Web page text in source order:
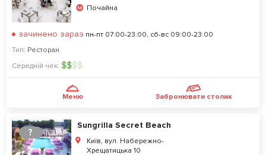
Почайна
зачинено зараз пн-пт 07:00-23:00, сб-вс 09:00-23:00
Тип: Ресторан
Середній чек: $$$$
Меню Забронювати столик
?
Sungrilla Secret Beach
Київ, вул. Набережно-
Хрещатицька 10